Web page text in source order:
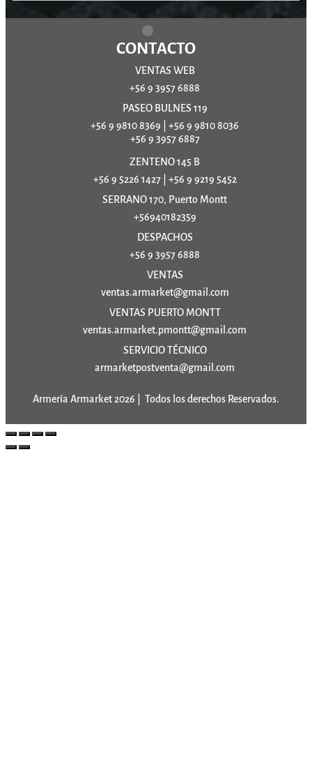
CONTACTO
VENTAS WEB
+56 9 3957 6888
PASEO BULNES 119
+56 9 9810 8369
+56 9 9810 8036
+56 9 3957 6887
ZENTENO 145 B
+56 9 5226 1427| +56 9 9219 5452
SERRANO 170, Puerto Montt
+56940182359
DESPACHOS
+56 9 3957 6888
VENTAS
ventas.armarket@gmail.com
VENTAS PUERTO MONTT
ventas.armarket.pmontt@gmail.com
SERVICIO TÉCNICO
armarketpostventa@gmail.com
Armería Armarket 2026 | Todos los derechos Reservados.